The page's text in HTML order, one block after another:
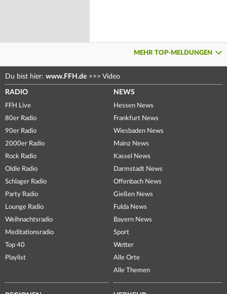
MEHR TOP-MELDUNGEN
Du bist hier: www.FFH.de >>> Video
RADIO
FFH Live
80er Radio
90er Radio
2000er Radio
Rock Radio
Oldie Radio
Schlager Radio
Party Radio
Lounge Radio
Weihnachtsradio
Meditationsradio
Top 40
Playlist
NEWS
Hessen News
Frankfurt News
Wiesbaden News
Mainz News
Kassel News
Darmstadt News
Offenbach News
Gießen News
Fulda News
Bayern News
Sport
Wetter
Alle Orte
Alle Themen